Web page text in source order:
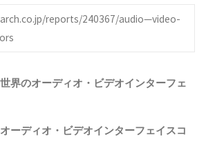
reports/240367/audio—video-
界のオーディオ・ビデオインターフェ
オーディオ・ビデオインターフェイスコ